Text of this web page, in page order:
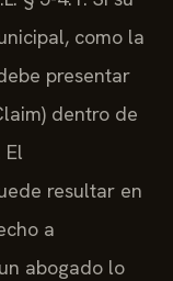
como la
presentar
dentro de
El
resultar en
a
abogado lo